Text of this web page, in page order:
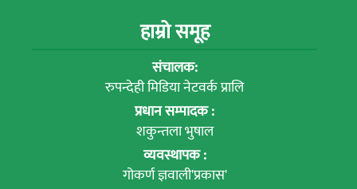
हाम्रो समूह
संचालक:
रुपन्देही मिडिया नेटवर्क प्रालि
प्रधान सम्पादक :
शकुन्तला भुषाल
व्यवस्थापक :
गोकर्ण ज्ञवाली'प्रकास'